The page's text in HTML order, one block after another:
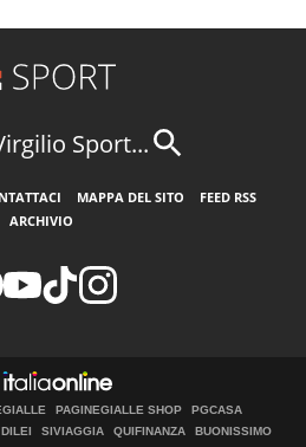
Sport...
MAPPA DEL SITO
FEED RSS
ARCHIVIO
PAGINEGIALLE SHOP
PGCASA
DILEI SIVIAGGIA QUIFINANZA
BUONISSIMO